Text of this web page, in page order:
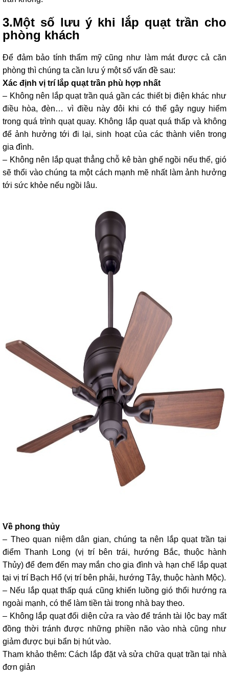
3.Một số lưu ý khi lắp quạt trần cho
phòng khách
Để đảm bảo tính thẩm mỹ cũng như làm mát được cả căn
phòng thì chúng ta cần lưu ý một số vấn đề sau:
Xác định vị trí lắp quạt trần phù hợp nhất
– Không nên lắp quạt trần quá gần các thiết bị điện khác như
điều hòa, đèn… vì điều này đôi khi có thể gây nguy hiểm
trong quá trình quạt quay. Không lắp quạt quá thấp và không
để ảnh hưởng tới đi lại, sinh hoạt của các thành viên trong
gia đình.
– Không nên lắp quạt thẳng chỗ kê bàn ghế ngồi nếu thế, gió
sẽ thổi vào chúng ta một cách mạnh mẽ nhất làm ảnh hưởng
tới sức khỏe nếu ngồi lâu.
Về phong thủy
– Theo quan niệm dân gian, chúng ta nên lắp quạt trần tại
điểm Thanh Long (vị trí bên trái, hướng Bắc, thuộc hành
Thủy) để đem đến may mắn cho gia đình và hạn chế lắp quạt
tại vị trí Bạch Hổ (vị trí bên phải, hướng Tây, thuộc hành Mộc).
– Nếu lắp quạt thấp quá cũng khiến luồng gió thổi hướng ra
ngoài mạnh, có thể làm tiền tài trong nhà bay theo.
– Không lắp quạt đối diện cửa ra vào để tránh tài lộc bay mất
đồng thời tránh được những phiền não vào nhà cũng như
giảm được bụi bẩn bị hút vào.
Tham khảo thêm: Cách lắp đặt và sửa chữa quạt trần tại nhà
đơn giản